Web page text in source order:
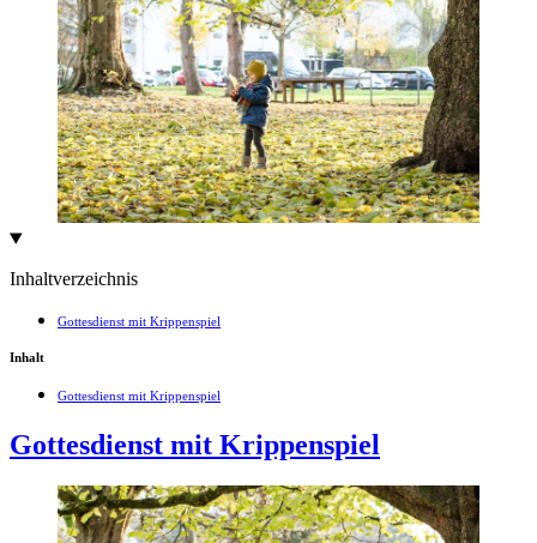
Inhaltverzeichnis
Gottesdienst mit Krippenspiel
Inhalt
Gottesdienst mit Krippenspiel
Gottesdienst mit Krippenspiel